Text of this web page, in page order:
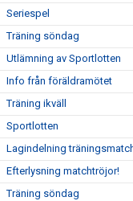
Seriespel
Träning söndag
Utlämning av Sportlotten
Info från föräldramötet
Träning ikväll
Sportlotten
Lagindelning
Efterlysning matchtröjor!
Träning söndag